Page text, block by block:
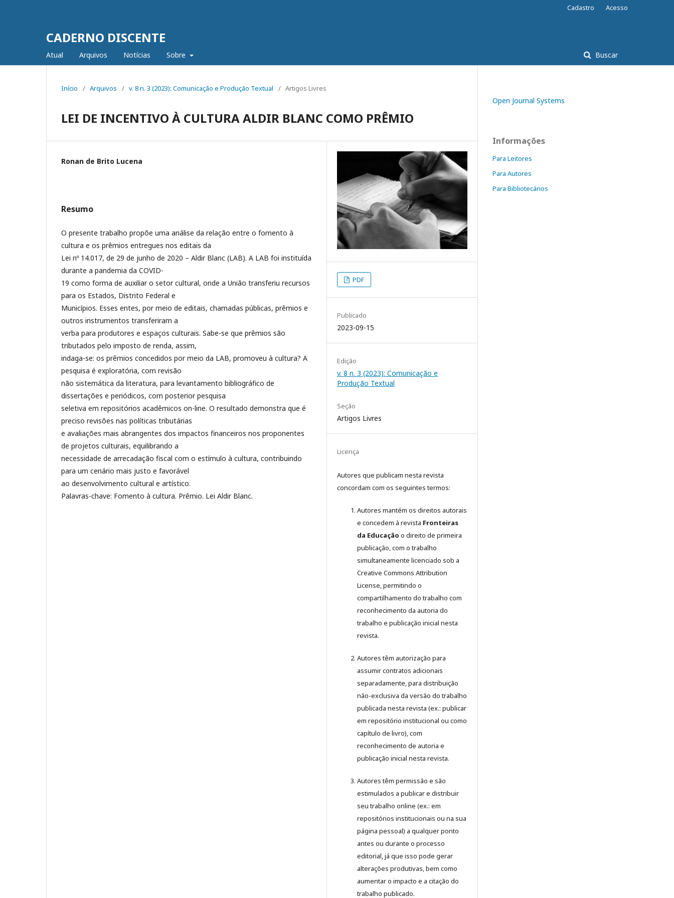
CADERNO DISCENTE
Atual Arquivos Notícias Sobre Buscar
Cadastro Acesso
Início / Arquivos / v. 8 n. 3 (2023): Comunicação e Produção Textual / Artigos Livres
LEI DE INCENTIVO À CULTURA ALDIR BLANC COMO PRÊMIO
Ronan de Brito Lucena
Resumo
O presente trabalho propõe uma análise da relação entre o fomento à
cultura e os prêmios entregues nos editais da
Lei nº 14.017, de 29 de junho de 2020 – Aldir Blanc (LAB). A LAB foi instituída
durante a pandemia da COVID-
19 como forma de auxiliar o setor cultural, onde a União transferiu recursos
para os Estados, Distrito Federal e
Municípios. Esses entes, por meio de editais, chamadas públicas, prêmios e
outros instrumentos transferiram a
verba para produtores e espaços culturais. Sabe-se que prêmios são
tributados pelo imposto de renda, assim,
indaga-se: os prêmios concedidos por meio da LAB, promoveu à cultura? A
pesquisa é exploratória, com revisão
não sistemática da literatura, para levantamento bibliográfico de
dissertações e periódicos, com posterior pesquisa
seletiva em repositórios acadêmicos on-line. O resultado demonstra que é
preciso revisões nas políticas tributárias
e avaliações mais abrangentes dos impactos financeiros nos proponentes
de projetos culturais, equilibrando a
necessidade de arrecadação fiscal com o estímulo à cultura, contribuindo
para um cenário mais justo e favorável
ao desenvolvimento cultural e artístico.
Palavras-chave: Fomento à cultura. Prêmio. Lei Aldir Blanc.
PDF
Publicado
2023-09-15
Edição
v. 8 n. 3 (2023): Comunicação e
Produção Textual
Seção
Artigos Livres
Licença
Autores que publicam nesta revista
concordam com os seguintes termos:
Autores mantém os direitos autorais
e concedem à revista Fronteiras
da Educação o direito de primeira
publicação, com o trabalho
simultaneamente licenciado sob a
Creative Commons Attribution
License, permitindo o
compartilhamento do trabalho com
reconhecimento da autoria do
trabalho e publicação inicial nesta
revista.
Autores têm autorização para
assumir contratos adicionais
separadamente, para distribuição
não-exclusiva da versão do trabalho
publicada nesta revista (ex.: publicar
em repositório institucional ou como
capítulo de livro), com
reconhecimento de autoria e
publicação inicial nesta revista.
Autores têm permissão e são
estimulados a publicar e distribuir
seu trabalho online (ex.: em
repositórios institucionais ou na sua
página pessoal) a qualquer ponto
antes ou durante o processo
editorial, já que isso pode gerar
alterações produtivas, bem como
aumentar o impacto e a citação do
trabalho publicado.
Open Journal Systems
Informações
Para Leitores
Para Autores
Para Bibliotecários